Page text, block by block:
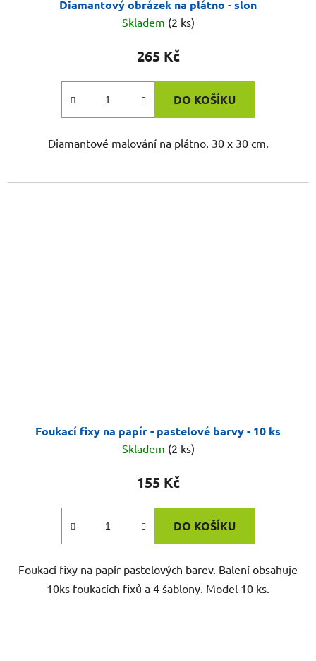
Diamantový obrázek na plátno - slon
Skladem (2 ks)
265 Kč
DO KOŠÍKU
Diamantové malování na plátno. 30 x 30 cm.
Foukací fixy na papír - pastelové barvy - 10 ks
Skladem (2 ks)
155 Kč
DO KOŠÍKU
Foukací fixy na papír pastelových barev. Balení obsahuje
10ks foukacích fixů a 4 šablony. Model 10 ks.